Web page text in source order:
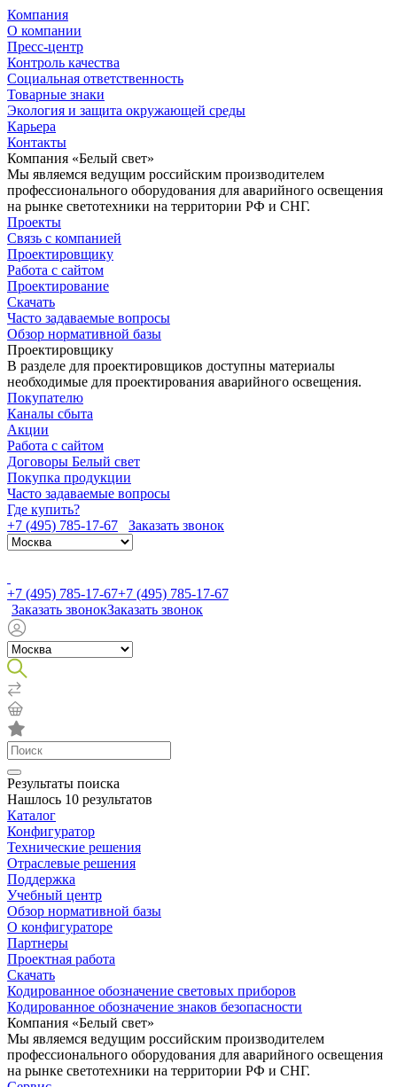
Компания
О компании
Пресс-центр
Контроль качества
Социальная ответственность
Товарные знаки
Экология и защита окружающей среды
Карьера
Контакты
Компания «Белый свет»
Мы являемся ведущим российским производителем
профессионального оборудования для аварийного освещения
на рынке светотехники на территории РФ и СНГ.
Проекты
Связь с компанией
Проектировщику
Работа с сайтом
Проектирование
Скачать
Часто задаваемые вопросы
Обзор нормативной базы
Проектировщику
В разделе для проектировщиков доступны материалы
необходимые для проектирования аварийного освещения.
Покупателю
Каналы сбыта
Акции
Работа с сайтом
Договоры Белый свет
Покупка продукции
Часто задаваемые вопросы
Где купить?
+7 (495) 785-17-67
Заказать звонок
+7 (495) 785-17-67+7 (495) 785-17-67
Заказать звонокЗаказать звонок
Результаты поиска
Нашлось 10 результатов
Каталог
Конфигуратор
Технические решения
Отраслевые решения
Поддержка
Учебный центр
Обзор нормативной базы
О конфигураторе
Партнеры
Проектная работа
Скачать
Кодированное обозначение световых приборов
Кодированное обозначение знаков безопасности
Компания «Белый свет»
Мы являемся ведущим российским производителем
профессионального оборудования для аварийного освещения
на рынке светотехники на территории РФ и СНГ.